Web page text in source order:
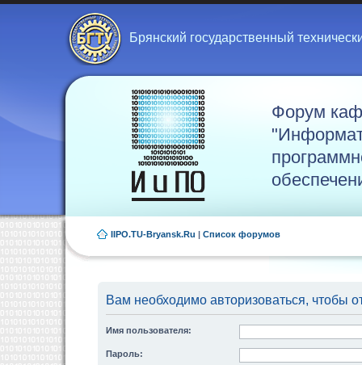
Брянский государственный
Форум
IIPO.TU-Bryansk.Ru | Список форумов
Вам необходимо авторизоваться, чтобы
Имя пользователя:
Пароль: